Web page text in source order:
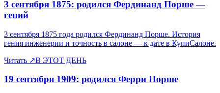
3 сентября 1875: родился Фердинанд Порше —
гений
3 сентября 1875 года родился Фердинанд Порше. История
гения инженерии и точность в салоне — к дате в КупиСалоне.
Читать ↗В ЭТОТ ДЕНЬ
19 сентября 1909: родился Ферри Порше